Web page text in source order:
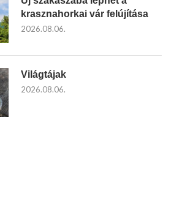
krasznahorkai vár felújítása
2026.08.06.
Világtájak
2026.08.06.